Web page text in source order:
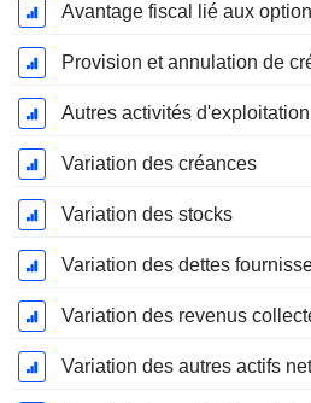
Avantage fiscal lié aux
Autres activités
Variation des créances
Variation des stocks
Variation des dettes
Variation des revenus
Variation des autres actifs